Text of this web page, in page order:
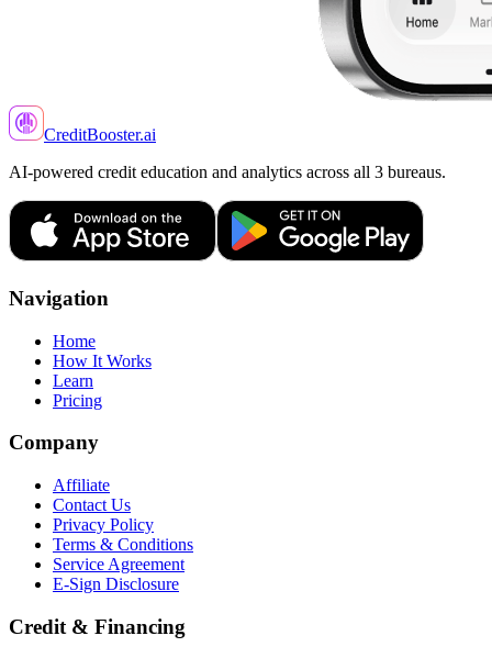
CreditBooster.ai
AI-powered credit education and analytics across all 3 bureaus.
Navigation
Home
How It Works
Learn
Pricing
Company
Affiliate
Contact Us
Privacy Policy
Terms & Conditions
Service Agreement
E-Sign Disclosure
Credit & Financing